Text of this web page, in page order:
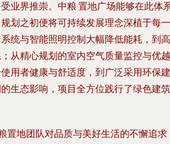
业界推崇。中粮·置地广场能够在此体
划之初便将可持续发展理念深植于每一
统与智能照明控制大幅降低能耗，到高
从精心规划的室内空气质量监控与优越
用者健康与舒适度，到广泛采用环保建
生态影响，项目全方位践行了绿色建筑
置地团队对品质与美好生活的不懈追求